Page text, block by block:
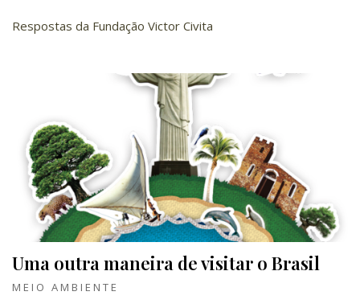
Respostas da Fundação Victor Civita
Uma outra maneira de visitar o Brasil
MEIO AMBIENTE